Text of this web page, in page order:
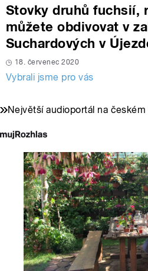
Stovky druhů fuchsií,
můžete obdivovat v
Suchardových v
18. červenec 2020
Vybrali jsme pro vás
Největší audioportál na